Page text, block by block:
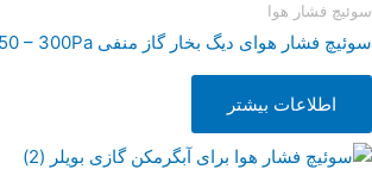
سوئیچ فشار هوا
سوئیچ فشار هوای دیگ بخار گاز منفی A53G SPDT 50 – 300Pa
اطلاعات بیشتر